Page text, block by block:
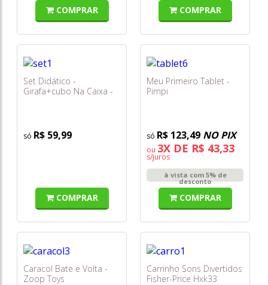
COMPRAR COMPRAR
Set Didático -
Girafa+cubo Na Caixa -
R$ 59,99
COMPRAR
Meu Primeiro Tablet -
Pimpi
R$ 123,49 NO PIX
ou 3X DE R$ 43,33
s/juros
à vista com 5% de
desconto
COMPRAR
Caracol Bate e Volta -
Zoop Toys
Carrinho Sons Divertidos
Fisher-Price Hxk33